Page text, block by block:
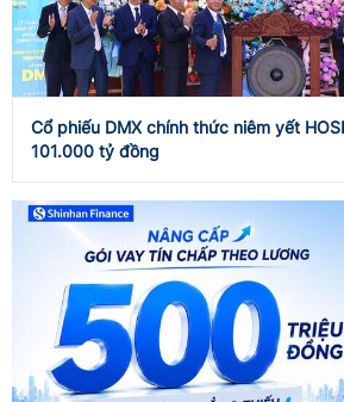
Cổ phiếu DMX chính thức niêm yết
101.000 tỷ đồng